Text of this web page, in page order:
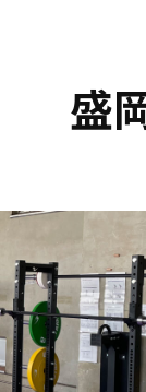
盛